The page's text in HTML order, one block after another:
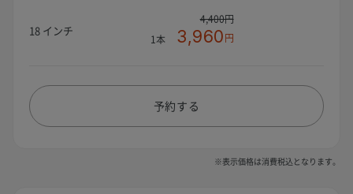
18 インチ
1本
4,400円
3,960円
予約する
※表示価格は消費税込となります。